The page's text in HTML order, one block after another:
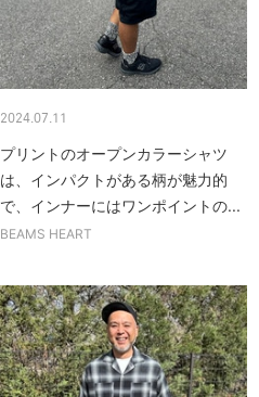
2024.07.11
プリントのオープンカラーシャツ
は、インパクトがある柄が魅力的
で、インナーにはワンポイントの...
BEAMS HEART